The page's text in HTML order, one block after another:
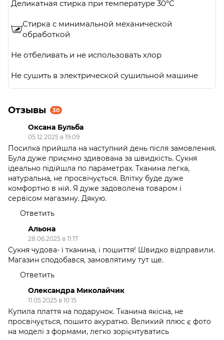
Деликатная стирка при температуре 30°C
Стирка с минимальной механической
обработкой
Не отбеливать и не использовать хлор
Не сушить в электрической сушильной машине
Отзывы 30
Оксана Бульба
05.12.2025 в 19:09
Посилка прийшла на наступний день після замовлення.
Була дуже приємно здивована за швидкість. Сукня
ідеально підійшла по параметрах. Тканина легка,
натуральна, не просвічується. Влітку буде дуже
комфортно в ній. Я дуже задоволена товаром і
сервісом магазину. Дякую.
Ответить
Альона
28.06.2025 в 11:17
Сукня чудова- і тканина, і пошиття! Швидко відправили.
Магазин сподобався, замовлятиму тут ще.
Ответить
Олександра Миколайчик
11.05.2025 в 10:15
Купила плаття на подарунок. Тканина якісна, не
просвічується, пошито акуратно. Великий плюс є фото
на моделі з формами, легко зорієнтуватись